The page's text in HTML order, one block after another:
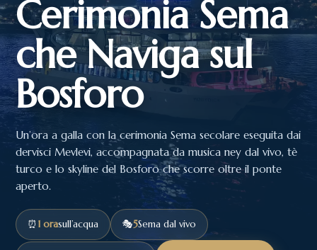
Cerimonia Sema
che Naviga sul
Bosforo
Un’ora a galla con la cerimonia Sema secolare eseguita dai
dervisci Mevlevi, accompagnata da musica ney dal vivo, tè
turco e lo skyline del Bosforo che scorre oltre il ponte
aperto.
⏰ 1 orasull’acqua 🎭5Sema dal vivo